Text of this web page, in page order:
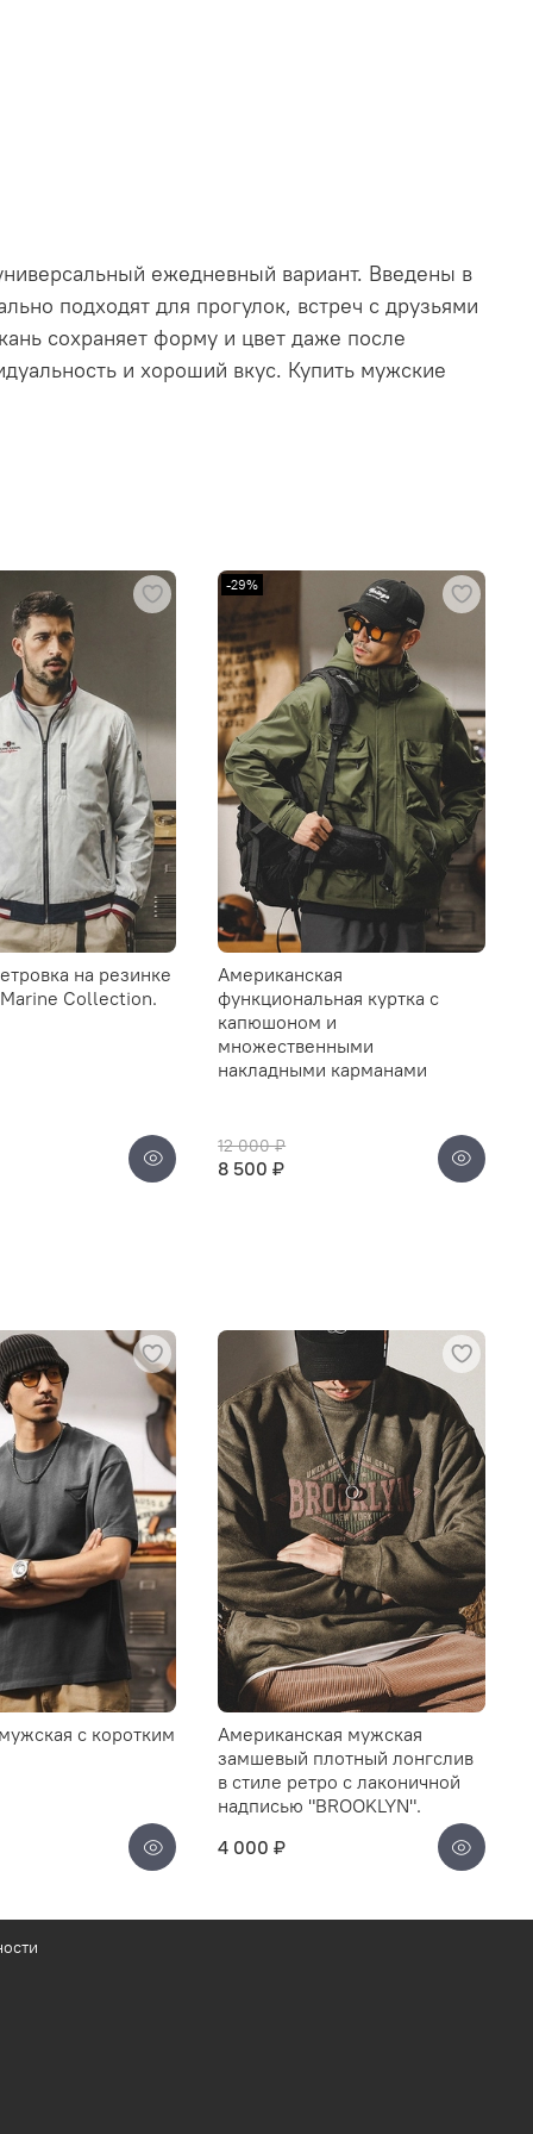
ежедневный вариант. Введены в
подходят для прогулок, встреч с друзьями
сохраняет форму и цвет даже после
и хороший вкус. Купить мужские
на резинке
Collection.
-29%
Американская
функциональная куртка с
капюшоном и
множественными
накладными карманами
12 000 ₽
8 500 ₽
с коротким
Американская мужская
замшевый плотный лонгслив
в стиле ретро с лаконичной
надписью "BROOKLYN".
4 000 ₽